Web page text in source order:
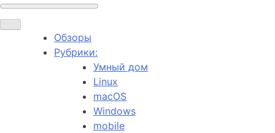
Обзоры
Рубрики:
Умный дом
Linux
macOS
Windows
mobile